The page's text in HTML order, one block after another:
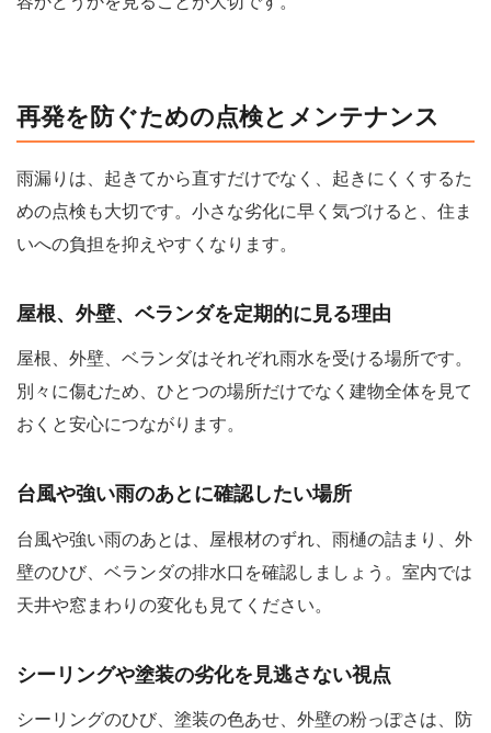
再発を防ぐための点検とメンテナンス
雨漏りは、起きてから直すだけでなく、起きにくくするた
めの点検も大切です。小さな劣化に早く気づけると、住ま
いへの負担を抑えやすくなります。
屋根、外壁、ベランダを定期的に見る理由
屋根、外壁、ベランダはそれぞれ雨水を受ける場所です。
別々に傷むため、ひとつの場所だけでなく建物全体を見て
おくと安心につながります。
台風や強い雨のあとに確認したい場所
台風や強い雨のあとは、屋根材のずれ、雨樋の詰まり、外
壁のひび、ベランダの排水口を確認しましょう。室内では
天井や窓まわりの変化も見てください。
シーリングや塗装の劣化を見逃さない視点
シーリングのひび、塗装の色あせ、外壁の粉っぽさは、防